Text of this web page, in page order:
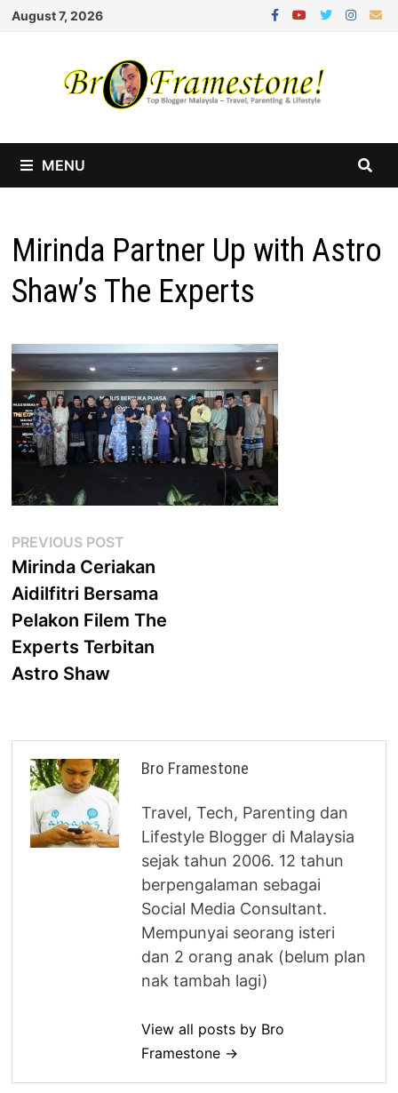
Skip
August 7, 2026
MENU
Mirinda Partner Up with Astro
Shaw’s The Experts
Post
navigation
PREVIOUS POST
post:
Mirinda Ceriakan
Aidilfitri Bersama
Pelakon Filem The
Experts Terbitan
Astro Shaw
Bro Framestone
Travel, Tech, Parenting dan
Lifestyle Blogger di Malaysia
sejak tahun 2006. 12 tahun
berpengalaman sebagai
Social Media Consultant.
Mempunyai seorang isteri
dan 2 orang anak (belum plan
nak tambah lagi)
View all posts by Bro
Framestone →